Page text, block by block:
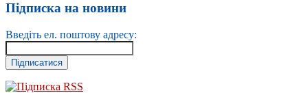
Підписка на новини
Введіть ел. поштову адресу:
Підписка RSS